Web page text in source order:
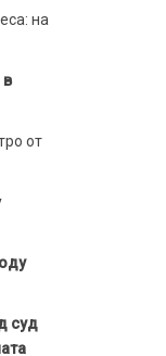
на
в
от
суд